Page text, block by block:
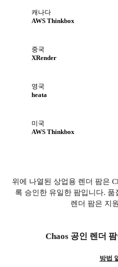
캐나다
AWS Thinkbox
중국
XRender
영국
heata
미국
AWS Thinkbox
위에 나열된 상업용 렌더 팜은
록 승인한 유일한 팜입니다.
렌더 팜은 지
Chaos 공인 렌더
방법